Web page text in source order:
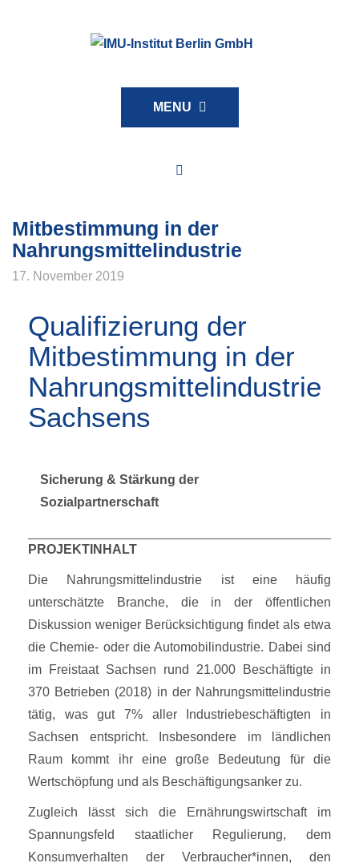
MENU
Mitbestimmung in der
Nahrungsmittelindustrie
17. November 2019
Qualifizierung der
Mitbestimmung in der
Nahrungsmittelindustrie
Sachsens
Sicherung & Stärkung der
Sozialpartnerschaft
PROJEKTINHALT
Die Nahrungsmittelindustrie ist eine häufig
unterschätzte Branche, die in der öffentlichen
Diskussion weniger Berücksichtigung findet als etwa
die Chemie- oder die Automobilindustrie. Dabei sind
im Freistaat Sachsen rund 21.000 Beschäftigte in
370 Betrieben (2018) in der Nahrungsmittelindustrie
tätig, was gut 7% aller Industriebeschäftigten in
Sachsen entspricht. Insbesondere im ländlichen
Raum kommt ihr eine große Bedeutung für die
Wertschöpfung und als Beschäftigungsanker zu.
Zugleich lässt sich die Ernährungswirtschaft im
Spannungsfeld staatlicher Regulierung, dem
Konsumverhalten der Verbraucher*innen, den